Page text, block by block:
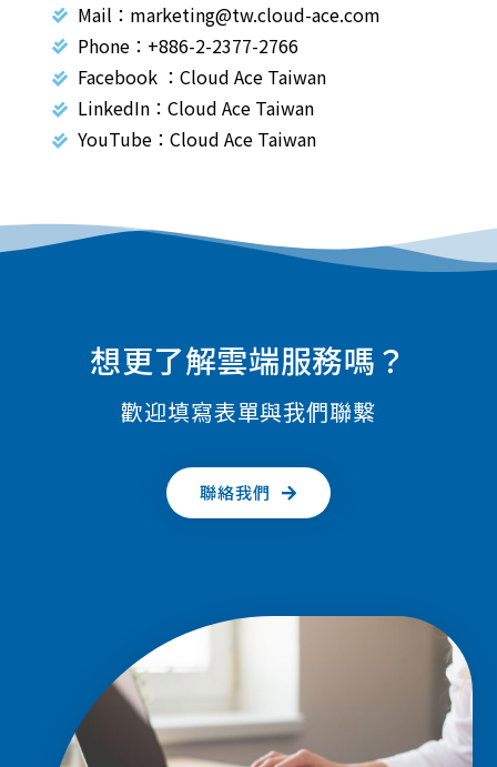
Mail：marketing@tw.cloud-ace.com
Phone：+886-2-2377-2766
Facebook ：Cloud Ace Taiwan
LinkedIn：Cloud Ace Taiwan
YouTube：Cloud Ace Taiwan
想更了解雲端服務嗎？
歡迎填寫表單與我們聯繫
聯絡我們